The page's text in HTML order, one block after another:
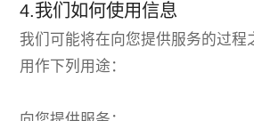
4.我们如何使用信息
我们可能将在向您提供服务的过程
用作下列用途：